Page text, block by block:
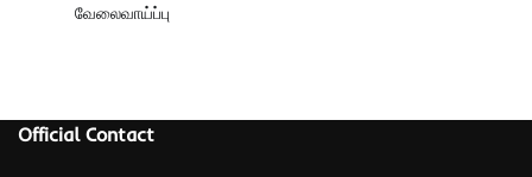
வேலைவாய்ப்பு
Official Contact